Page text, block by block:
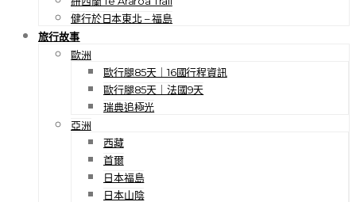
健行於日本東北 – 福島
旅行故事
歐洲
歐行腿85天｜16國行程資訊
歐行腿85天｜法國9天
瑞典追極光
亞洲
西藏
首爾
日本福島
日本山陰